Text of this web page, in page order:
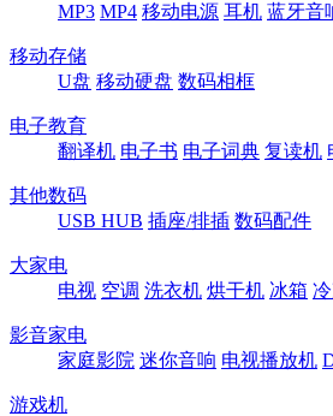
MP3 MP4 移动电源 耳机 蓝牙音
移动存储
U盘 移动硬盘 数码相框
电子教育
翻译机 电子书 电子词典 复读机
其他数码
USB HUB 插座/排插 数码配件
大家电
电视 空调 洗衣机 烘干机 冰箱
影音家电
家庭影院 迷你音响 电视播放机
游戏机